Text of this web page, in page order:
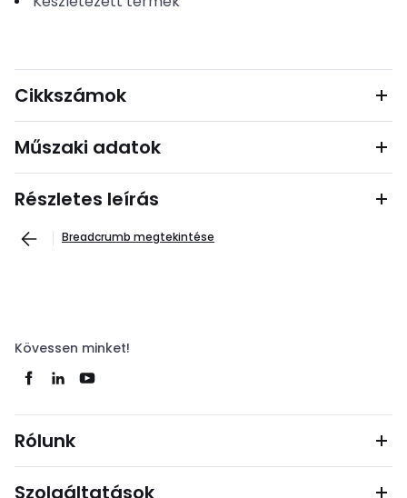
Cikkszámok
Műszaki adatok
Részletes leírás
Breadcrumb megtekintése
Kövessen minket!
Rólunk
Szolgáltatások